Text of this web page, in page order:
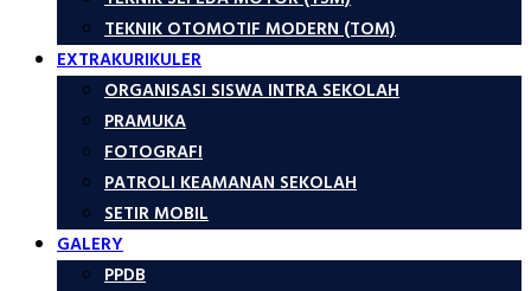
TEKNIK OTOMOTIF MODERN (TOM)
EXTRAKURIKULER
ORGANISASI SISWA INTRA SEKOLAH
PRAMUKA
FOTOGRAFI
PATROLI KEAMANAN SEKOLAH
SETIR MOBIL
GALERY
PPDB